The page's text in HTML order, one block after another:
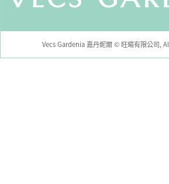
Vecs Gardenia 嘉丹妮爾 © 旺暘有限公司,